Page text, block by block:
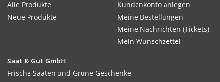
Alle Produkte
Neue Produkte
Kundenkonto anlegen
Meine Bestellungen
Meine Nachrichten (Tickets)
Mein Wunschzettel
Saat & Gut GmbH
Frische Saaten und Grüne Geschenke